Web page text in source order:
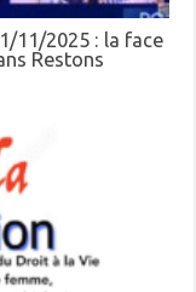
11/2025 : la face
Restons